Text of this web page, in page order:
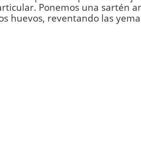
Ponemos una sartén
huevos, reventando las